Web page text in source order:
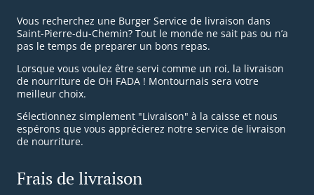
Vous recherchez une Burger Service de livraison dans
Saint-Pierre-du-Chemin? Tout le monde ne sait pas ou n’a
pas le temps de preparer un bons repas.
Lorsque vous voulez être servi comme un roi, la livraison
de nourriture de OH FADA ! Montournais sera votre
meilleur choix.
Sélectionnez simplement "Livraison" à la caisse et nous
espérons que vous apprécierez notre service de livraison
de nourriture.
Frais de livraison